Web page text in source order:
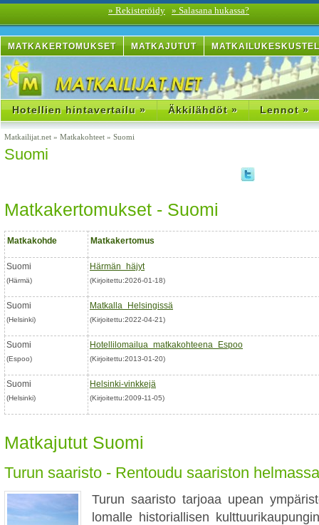
» Rekisteröidy » Salasana hukassa?
MATKAKERTOMUKSET MATKAJUTUT
Hotellien hintavertailu » Äkkilähdöt » Lennot »
Matkailijat.net » Matkakohteet » Suomi
Suomi
Matkakertomukset - Suomi
Matkakohde Matkakertomus
Suomi
(Härmä)
Härmän häjyt
(Kirjoitettu:2026-01-18)
Suomi
(Helsinki)
Matkalla Helsingissä
(Kirjoitettu:2022-04-21)
Suomi
(Espoo)
Hotellilomailua matkakohteena Espoo
(Kirjoitettu:2013-01-20)
Suomi
(Helsinki)
Helsinki-vinkkejä
(Kirjoitettu:2009-11-05)
Matkajutut Suomi
Turun saaristo - Rentoudu saariston helmassa
Turun saaristo tarjoaa upean
lomalle historiallisen